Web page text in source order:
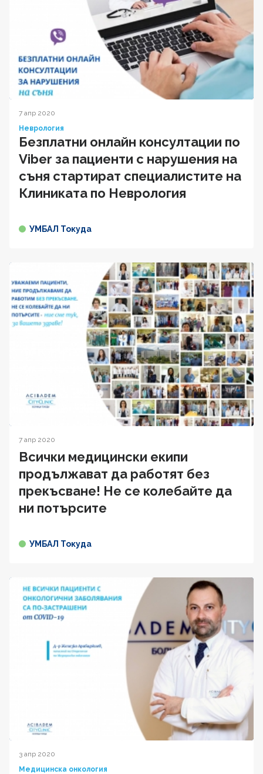
7 апр 2020
Неврология
Безплатни онлайн консултации по
Viber за пациенти с нарушения на
съня стартират специалистите на
Клиниката по Неврология
УМБАЛ Токуда
7 апр 2020
Всички медицински екипи
продължават да работят без
прекъсване! Не се колебайте да
ни потърсите
УМБАЛ Токуда
3 апр 2020
Медицинска онкология